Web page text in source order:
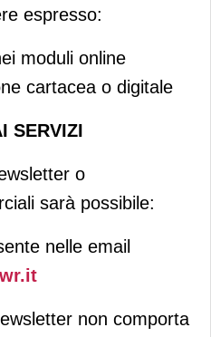
espresso:
moduli online
cartacea o digitale
SERVIZI
o
sarà possibile:
nelle email
non comporta